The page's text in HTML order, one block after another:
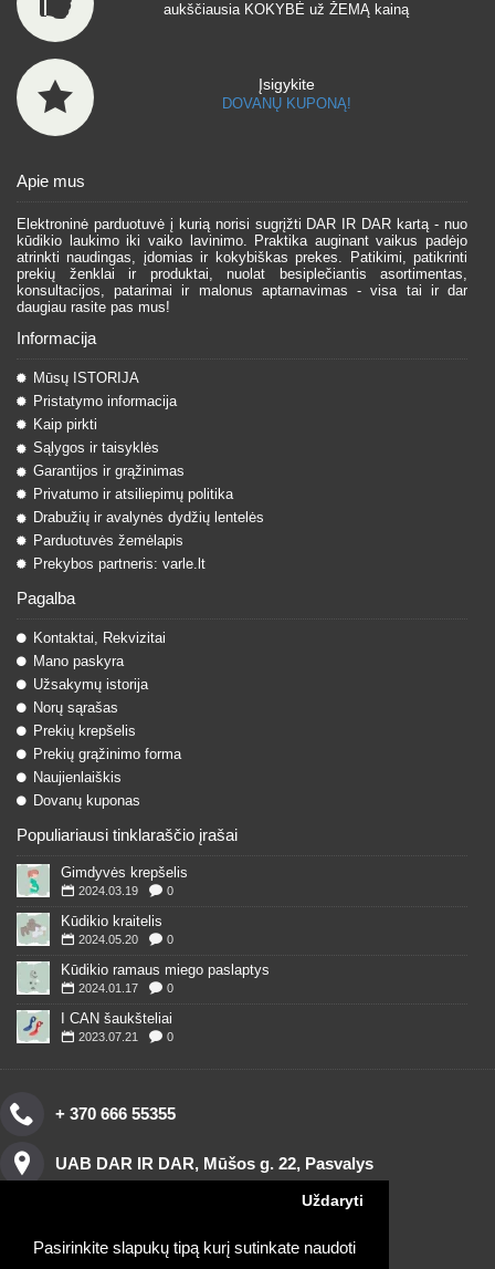
Pasirinkite slapukų tipą kurį sutinkate naudoti
Uždaryti
aukščiausia KOKYBĖ už ŽEMĄ kainą
Įsigykite
DOVANŲ KUPONĄ!
Apie mus
Elektroninė parduotuvė į kurią norisi sugrįžti DAR IR DAR kartą - nuo
kūdikio laukimo iki vaiko lavinimo. Praktika auginant vaikus padėjo
atrinkti naudingas, įdomias ir kokybiškas prekes. Patikimi, patikrinti
prekių ženklai ir produktai, nuolat besiplečiantis asortimentas,
konsultacijos, patarimai ir malonus aptarnavimas - visa tai ir dar
daugiau rasite pas mus!
Informacija
Mūsų ISTORIJA
Pristatymo informacija
Kaip pirkti
Sąlygos ir taisyklės
Garantijos ir grąžinimas
Privatumo ir atsiliepimų politika
Drabužių ir avalynės dydžių lentelės
Parduotuvės žemėlapis
Prekybos partneris: varle.lt
Pagalba
Kontaktai, Rekvizitai
Mano paskyra
Užsakymų istorija
Norų sąrašas
Prekių krepšelis
Prekių grąžinimo forma
Naujienlaiškis
Dovanų kuponas
Populiariausi tinklaraščio įrašai
Gimdyvės krepšelis
2024.03.19 0
Kūdikio kraitelis
2024.05.20 0
Kūdikio ramaus miego paslaptys
2024.01.17 0
I CAN šaukšteliai
2023.07.21 0
+ 370 666 55355
UAB DAR IR DAR, Mūšos g. 22, Pasvalys